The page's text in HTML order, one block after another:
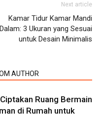
Next article
Kamar Tidur Kamar Mandi
Dalam: 3 Ukuran yang Sesuai
untuk Desain Minimalis
AUTHOR
Ruang Bermain
di Rumah untuk